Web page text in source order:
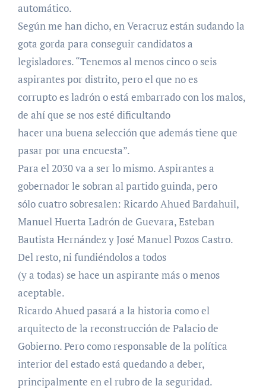
automático.
Según me han dicho, en Veracruz están sudando la
gota gorda para conseguir candidatos a
legisladores. “Tenemos al menos cinco o seis
aspirantes por distrito, pero el que no es
corrupto es ladrón o está embarrado con los malos,
de ahí que se nos esté dificultando
hacer una buena selección que además tiene que
pasar por una encuesta”.
Para el 2030 va a ser lo mismo. Aspirantes a
gobernador le sobran al partido guinda, pero
sólo cuatro sobresalen: Ricardo Ahued Bardahuil,
Manuel Huerta Ladrón de Guevara, Esteban
Bautista Hernández y José Manuel Pozos Castro.
Del resto, ni fundiéndolos a todos
(y a todas) se hace un aspirante más o menos
aceptable.
Ricardo Ahued pasará a la historia como el
arquitecto de la reconstrucción de Palacio de
Gobierno. Pero como responsable de la política
interior del estado está quedando a deber,
principalmente en el rubro de la seguridad.